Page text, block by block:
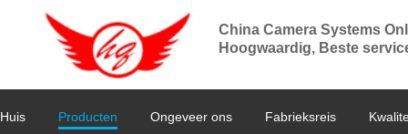
China Camera Systems
Hoogwaardig, Beste
Huis Producten Ongeveer ons Fabrieksreis